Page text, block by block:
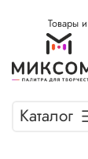
Товары
Каталог